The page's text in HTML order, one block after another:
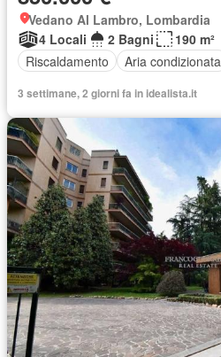
Vedano Al Lambro, Lombardia
4 Locali
2 Bagni
190 m²
Riscaldamento
Aria condizionata
3 settimane, 2 giorni fa in idealista.it